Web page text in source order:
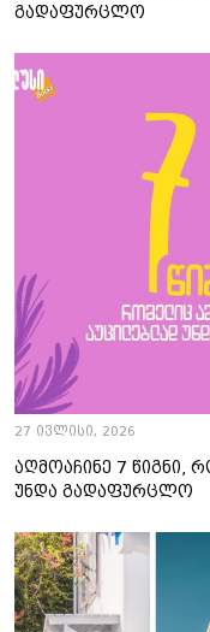
გადაფურცლო
27 ივლისი, 2026
აღმოაჩინე 7 წიგნი,
უნდა გადაფურცლო